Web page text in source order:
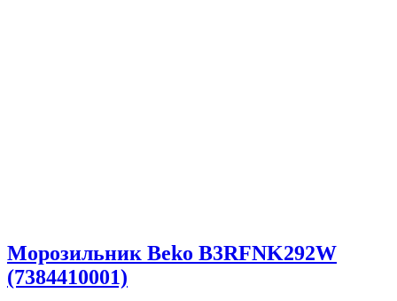
Морозильник Beko B3RFNK292W
(7384410001)